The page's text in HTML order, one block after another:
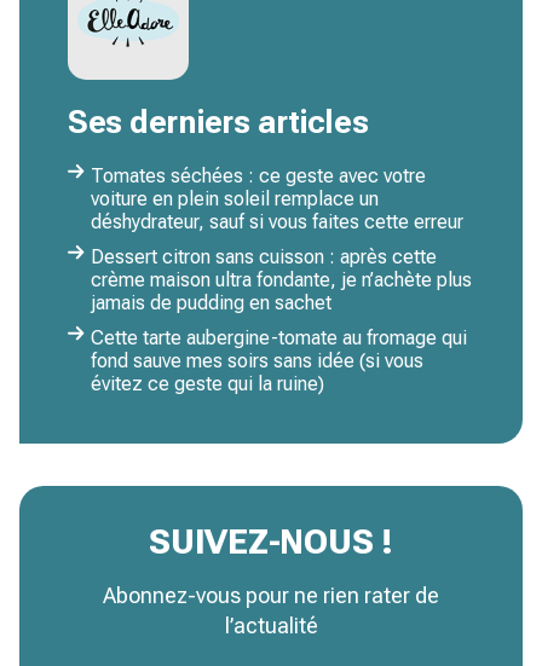
Ses derniers articles
Tomates séchées : ce geste avec votre
voiture en plein soleil remplace un
déshydrateur, sauf si vous faites cette erreur
Dessert citron sans cuisson : après cette
crème maison ultra fondante, je n’achète plus
jamais de pudding en sachet
Cette tarte aubergine-tomate au fromage qui
fond sauve mes soirs sans idée (si vous
évitez ce geste qui la ruine)
SUIVEZ-NOUS !
Abonnez-vous pour ne rien rater de
l’actualité